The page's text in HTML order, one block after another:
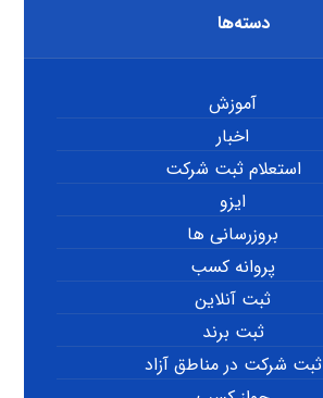
دسته‌ها
آموزش
اخبار
استعلام ثبت شرکت
ایزو
بروزرسانی ها
پروانه کسب
ثبت آنلاین
ثبت برند
ثبت شرکت در مناطق آزاد